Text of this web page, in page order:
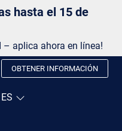
hasta el 15 de
– aplica ahora en línea!
OBTENER INFORMACIÓN